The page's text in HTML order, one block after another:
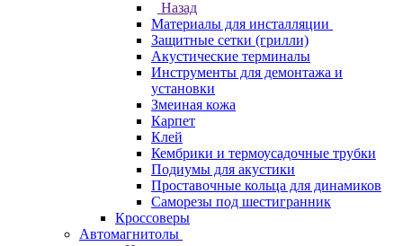
Назад
Материалы для инсталляции
Защитные сетки (грилли)
Акустические терминалы
Инструменты для демонтажа и
установки
Змеиная кожа
Карпет
Клей
Кембрики и термоусадочные трубки
Подиумы для акустики
Проставочные кольца для динамиков
Саморезы под шестигранник
Кроссоверы
Автомагнитолы